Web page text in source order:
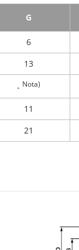
G
6
13
- Nota)
11
21